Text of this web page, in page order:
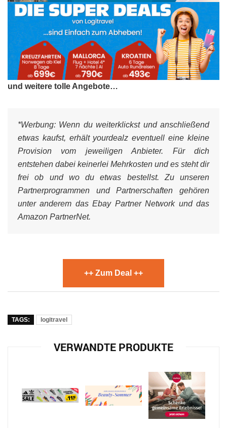
und weitere tolle Angebote…
*Werbung: Wenn du weiterklickst und anschließend
etwas kaufst, erhält yourdealz eventuell eine kleine
Provision vom jeweiligen Anbieter. Für dich
entstehen dabei keinerlei Mehrkosten und es steht dir
frei ob und wo du etwas bestellst. Zu unseren
Partnerprogrammen und Partnerschaften gehören
unter anderem das Ebay Partner Network und das
Amazon PartnerNet.
++ Zum Deal ++
TAGS: logitravel
VERWANDTE PRODUKTE